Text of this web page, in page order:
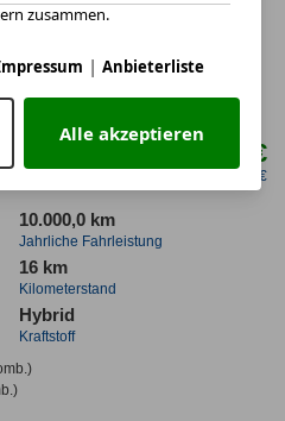
e LED 360° PDC
291,00 €
netto mtl. 244,54 €
10.000,0 km
Jahrliche Fahrleistung
16 km
Kilometerstand
Hybrid
Kraftstoff
zusammen.
| Anbieterliste
Alle akzeptieren